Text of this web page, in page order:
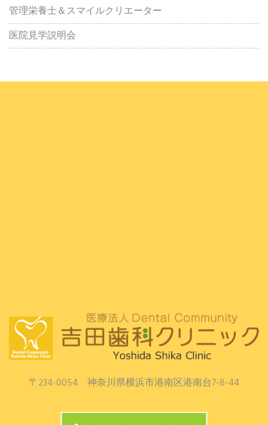
管理栄養士＆スマイルクリエーター
医院見学説明会
〒234-0054 神奈川県横浜市港南区港南台7-8-44